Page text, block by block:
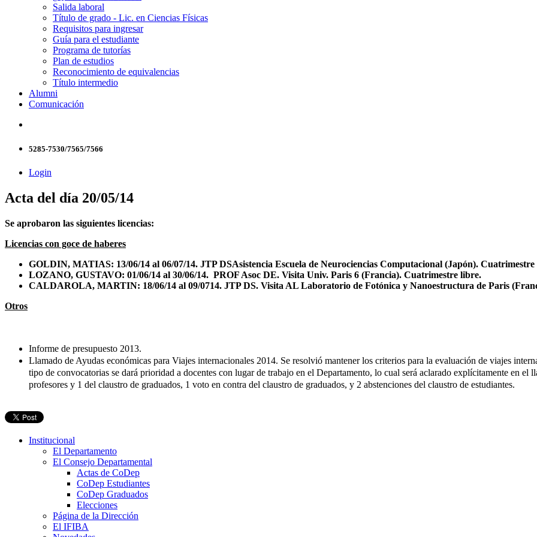
Salida laboral
Título de grado - Lic. en Ciencias Físicas
Requisitos para ingresar
Guía para el estudiante
Programa de tutorías
Plan de estudios
Reconocimiento de equivalencias
Título intermedio
Alumni
Comunicación
5285-7530/7565/7566
Login
Acta del día 20/05/14
Se aprobaron las siguientes licencias:
Licencias con goce de haberes
GOLDIN, MATIAS: 13/06/14 al 06/07/14. JTP DSAsistencia Escuela de Neurociencias Computacional (Japón).
LOZANO, GUSTAVO: 01/06/14 al 30/06/14. PROF Asoc DE. Visita Univ. Paris 6 (Francia). Cuatrimestre libre.
CALDAROLA, MARTIN: 18/06/14 al 09/0714. JTP DS. Visita AL Laboratorio de Fotónica y Nanoestructura de Paris
Otros
Informe de presupuesto 2013.
Llamado de Ayudas económicas para Viajes internacionales 2014. Se resolvió mantener los criterios para la evaluación de viajes
tipo de convocatorias se dará prioridad a docentes con lugar de trabajo en el Departamento, lo cual será aclarado explícitamente en
profesores y 1 del claustro de graduados, 1 voto en contra del claustro de graduados, y 2 abstenciones del claustro de estudiantes.
Institucional
El Departamento
El Consejo Departamental
Actas de CoDep
CoDep Estudiantes
CoDep Graduados
Elecciones
Página de la Dirección
El IFIBA